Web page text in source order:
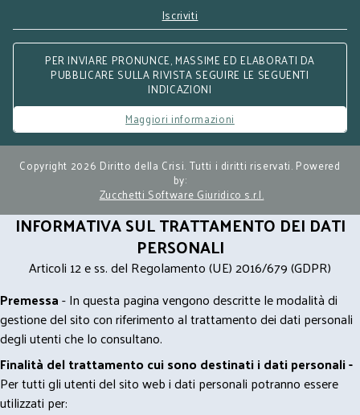
Iscriviti
PER INVIARE PRONUNCE, MASSIME ED ELABORATI DA
PUBBLICARE SULLA RIVISTA SEGUIRE LE SEGUENTI
INDICAZIONI
Maggiori informazioni
Copyright 2026 Diritto della Crisi. Tutti i diritti riservati. Powered
by:
Zucchetti Software Giuridico s.r.l.
INFORMATIVA SUL TRATTAMENTO DEI DATI
PERSONALI
Articoli 12 e ss. del Regolamento (UE) 2016/679 (GDPR)
Premessa- In questa pagina vengono descritte le modalità di
gestione del sito con riferimento al trattamento dei dati personali
degli utenti che lo consultano.
Finalità del trattamento cui sono destinati i dati personali -
Per tutti gli utenti del sito web i dati personali potranno essere
utilizzati per: